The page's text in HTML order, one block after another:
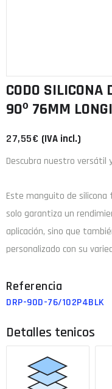
CODO SILICONA
90º 76MM
27,55€ (IVA incl.)
Descubra nuestro versátil
Este manguito de silicona
solo garantiza un
aplicación, sino que
personalizado con su
DRP-90D-76/102P4BLK
Detalles tenicos